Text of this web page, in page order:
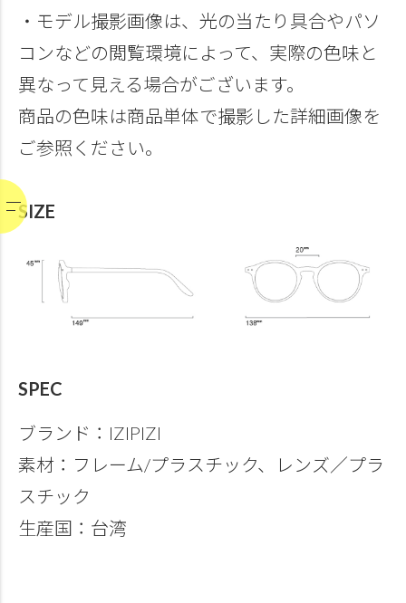
・モデル撮影画像は、光の当たり具合やパソ
コンなどの閲覧環境によって、実際の色味と
異なって見える場合がございます。
商品の色味は商品単体で撮影した詳細画像を
ご参照ください。
SIZE
SPEC
ブランド：IZIPIZI
素材：フレーム/プラスチック、レンズ／プラ
スチック
生産国：台湾